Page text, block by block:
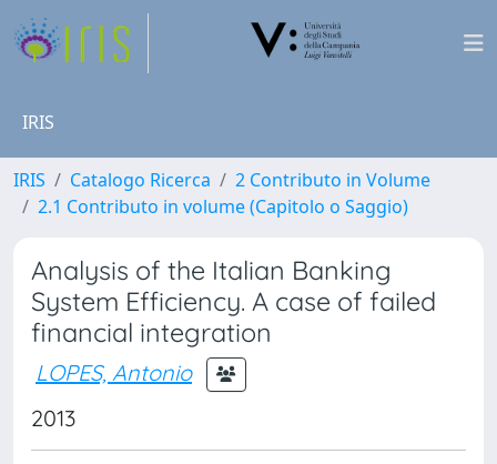
IRIS
IRIS Catalogo Ricerca
2 Contributo in Volume
2.1 Contributo in volume (Capitolo o Saggio)
Analysis of the Italian Banking
System Efficiency. A case of failed
financial integration
LOPES, Antonio
2013